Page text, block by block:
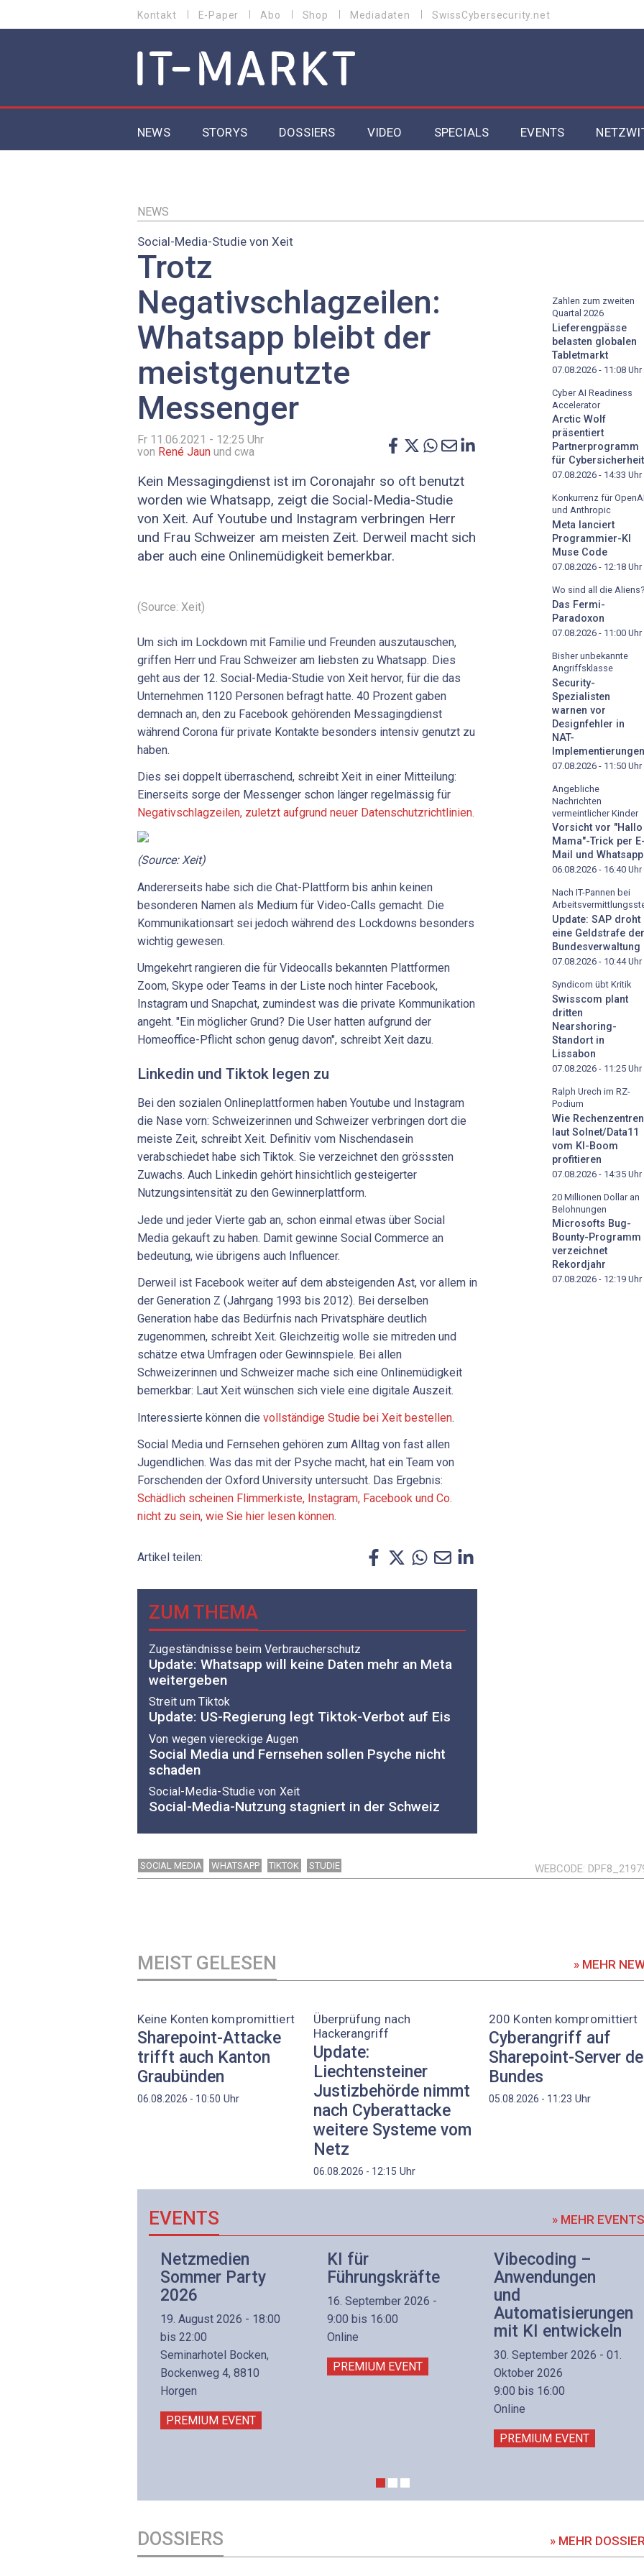
zum
MENU
Kontakt E-Paper Abo Shop Mediadaten SwissCybersecurity.net
MAIN NAVIGATION
NEWS STORYS DOSSIERS
Security
VIDEO SPECIALS EVENTS
NEWS
Social-Media-Studie von Xeit
Trotz
Negativschlagzeilen:
Whatsapp bleibt der
meistgenutzte
Messenger
Fr 11.06.2021 - 12:25 Uhr
von René Jaun und cwa
Kein Messagingdienst ist im Coronajahr so oft benutzt
worden wie Whatsapp, zeigt die Social-Media-Studie
von Xeit. Auf Youtube und Instagram verbringen Herr
und Frau Schweizer am meisten Zeit. Derweil macht sich
aber auch eine Onlinemüdigkeit bemerkbar.
(Source: Xeit)
Um sich im Lockdown mit Familie und Freunden auszutauschen,
griffen Herr und Frau Schweizer am liebsten zu Whatsapp. Dies
geht aus der 12. Social-Media-Studie von Xeit hervor, für die das
Unternehmen 1120 Personen befragt hatte. 40 Prozent gaben
demnach an, den zu Facebook gehörenden Messagingdienst
während Corona für private Kontakte besonders intensiv genutzt zu
haben.
Dies sei doppelt überraschend, schreibt Xeit in einer Mitteilung:
Einerseits sorge der Messenger schon länger regelmässig für
Negativschlagzeilen, zuletzt aufgrund neuer Datenschutzrichtlinien.
(Source: Xeit)
Andererseits habe sich die Chat-Plattform bis anhin keinen
besonderen Namen als Medium für Video-Calls gemacht. Die
Kommunikationsart sei jedoch während des Lockdowns besonders
wichtig gewesen.
Umgekehrt rangieren die für Videocalls bekannten Plattformen
Zoom, Skype oder Teams in der Liste noch hinter Facebook,
Instagram und Snapchat, zumindest was die private Kommunikation
angeht. "Ein möglicher Grund? Die User hatten aufgrund der
Homeoffice-Pflicht schon genug davon", schreibt Xeit dazu.
Linkedin und Tiktok legen zu
Bei den sozialen Onlineplattformen haben Youtube und Instagram
die Nase vorn: Schweizerinnen und Schweizer verbringen dort die
meiste Zeit, schreibt Xeit. Definitiv vom Nischendasein
verabschiedet habe sich Tiktok. Sie verzeichnet den grösssten
Zuwachs. Auch Linkedin gehört hinsichtlich gesteigerter
Nutzungsintensität zu den Gewinnerplattform.
Jede und jeder Vierte gab an, schon einmal etwas über Social
Media gekauft zu haben. Damit gewinne Social Commerce an
bedeutung, wie übrigens auch Influencer.
Derweil ist Facebook weiter auf dem absteigenden Ast, vor allem in
der Generation Z (Jahrgang 1993 bis 2012). Bei derselben
Generation habe das Bedürfnis nach Privatsphäre deutlich
zugenommen, schreibt Xeit. Gleichzeitig wolle sie mitreden und
schätze etwa Umfragen oder Gewinnspiele. Bei allen
Schweizerinnen und Schweizer mache sich eine Onlinemüdigkeit
bemerkbar: Laut Xeit wünschen sich viele eine digitale Auszeit.
Interessierte können die vollständige Studie bei Xeit bestellen.
Social Media und Fernsehen gehören zum Alltag von fast allen
Jugendlichen. Was das mit der Psyche macht, hat ein Team von
Forschenden der Oxford University untersucht. Das Ergebnis:
Schädlich scheinen Flimmerkiste, Instagram, Facebook und Co.
nicht zu sein, wie Sie hier lesen können.
Artikel teilen:
ZUM THEMA
Zugeständnisse beim Verbraucherschutz
Update: Whatsapp will keine Daten mehr an Meta
weitergeben
Streit um Tiktok
Update: US-Regierung legt Tiktok-Verbot auf Eis
Von wegen viereckige Augen
Social Media und Fernsehen sollen Psyche nicht
schaden
Social-Media-Studie von Xeit
Social-Media-Nutzung stagniert in der Schweiz
Zahlen zum zweiten
Quartal 2026
Lieferengpässe
belasten globalen
Tabletmarkt
07.08.2026 - 11:08 Uhr
Cyber AI Readiness
Accelerator
Arctic Wolf
präsentiert
Partnerprogramm
für Cybersicherheit
07.08.2026 - 14:33 Uhr
Konkurrenz für
und Anthropic
Meta lanciert
Programmier-KI
Muse Code
07.08.2026 - 12:18 Uhr
Wo sind all die Aliens?
Das Fermi-
Paradoxon
07.08.2026 - 11:00 Uhr
Bisher unbekannte
Angriffsklasse
Security-
Spezialisten
warnen vor
Designfehler in
NAT-
Implementierungen
07.08.2026 - 11:50 Uhr
Angebliche
Nachrichten
vermeintlicher Kinder
Vorsicht vor "Hallo
Mama"-Trick per
Mail und Whatsapp
06.08.2026 - 16:40 Uhr
Nach IT-Pannen bei
Update: SAP droht
eine Geldstrafe der
Bundesverwaltung
07.08.2026 - 10:44Uhr
Syndicom übt Kritik
Swisscom plant
dritten
Nearshoring-
Standort in
Lissabon
07.08.2026 - 11:25 Uhr
Ralph Urech im RZ-
Podium
Wie Rechenzentren
laut Solnet/Data11
vom KI-Boom
profitieren
07.08.2026 - 14:35 Uhr
20 Millionen Dollar an
Belohnungen
Microsofts Bug-
Bounty-Programm
verzeichnet
Rekordjahr
07.08.2026 - 12:19 Uhr
SOCIAL MEDIA WHATSAPP TIKTOK STUDIE WEBCODE
MEIST GELESEN » MEHR
Keine Konten kompromittiert
Sharepoint-Attacke
trifft auch Kanton
Graubünden
06.08.2026 - 10:50 Uhr
Überprüfung nach
Hackerangriff
Update:
Liechtensteiner
Justizbehörde nimmt
nach Cyberattacke
weitere Systeme vom
Netz
06.08.2026 - 12:15 Uhr
200 Konten kompromittiert
Cyberangriff auf
Sharepoint-Server
Bundes
05.08.2026 - 11:23 Uhr
EVENTS » MEHR
Netzmedien
Sommer Party
2026
19. August 2026 - 18:00
bis 22:00
Seminarhotel Bocken,
Bockenweg 4, 8810
Horgen
PREMIUM EVENT
KI für
Führungskräfte
16. September 2026 -
9:00 bis 16:00
Online
PREMIUM EVENT
Vibecoding –
Anwendungen
und
Automatisierungen
mit KI entwickeln
30. September 2026 - 01.
Oktober 2026
9:00 bis 16:00
Online
PREMIUM EVENT
DOSSIERS » MEHR